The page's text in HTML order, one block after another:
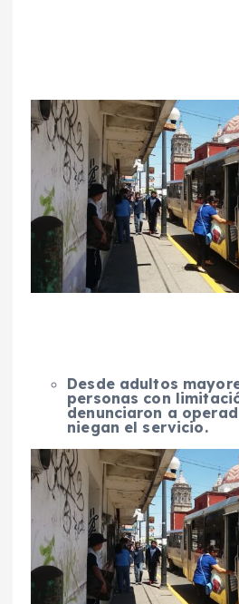
Desde adultos
personas con
denunciaron a
niegan el servicio.